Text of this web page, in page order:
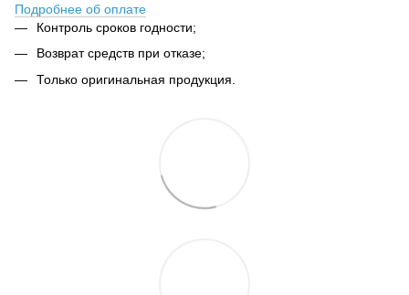
Подробнее об оплате
Контроль сроков годности;
Возврат средств при отказе;
Только оригинальная продукция.